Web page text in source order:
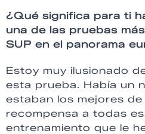
¿Qué significa para ti
una de las pruebas
SUP en el panorama
Estoy muy ilusionado
esta prueba. Había un
estaban los mejores
recompensa a todas
entrenamiento que le